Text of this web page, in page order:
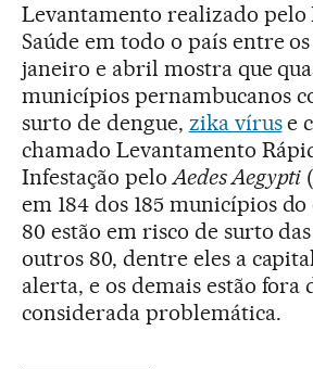
Levantamento realizado
Saúde em todo o país entre
janeiro e abril mostra que
municípios pernambucanos
surto de dengue, zika víruse
chamado Levantamento
Infestação peloAedes Aegypti
em 184 dos 185 municípios do
80 estão em risco de surto
outros 80, dentre eles a
alerta, e os demais estão fora
considerada problemática.